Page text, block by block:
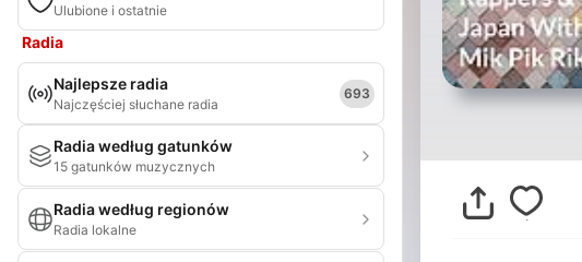
Ulubione i ostatnie
Radia
Najlepsze radia
Najczęściej słuchane radia
693
Radia według gatunków
15 gatunków muzycznych
Radia według regionów
Radia lokalne